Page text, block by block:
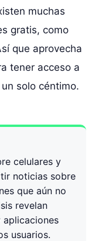
muchas
gratis, como
que aprovecha
tener acceso a
solo céntimo.
celulares y
noticias sobre
que aún no
revelan
aplicaciones
usuarios.